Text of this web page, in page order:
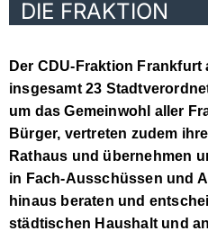
DIE FRAKTION
Der CDU-Fraktion Frankfurt
insgesamt 23
um das Gemeinwohl aller
Bürger, vertreten zudem
Rathaus und übernehmen
in Fach-Ausschüssen und
hinaus beraten und
städtischen Haushalt und